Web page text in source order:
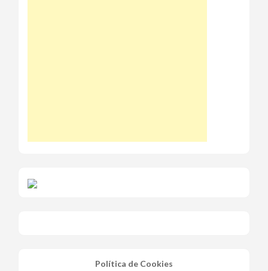
Política de Cookies